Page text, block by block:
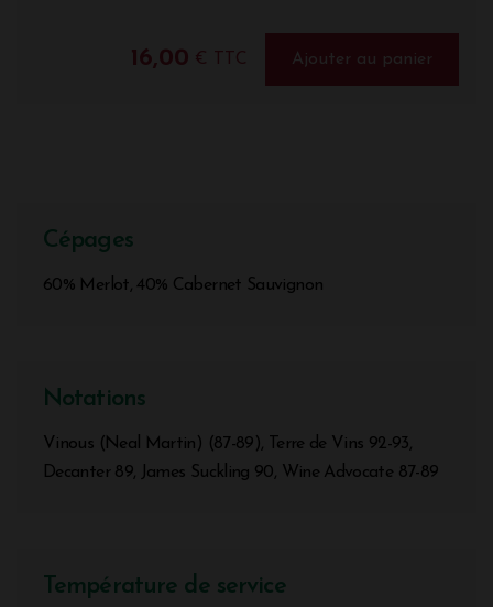
16,00 € TTC Ajouter au panier
Cépages
60% Merlot, 40% Cabernet Sauvignon
Notations
Vinous (Neal Martin) (87-89), Terre de Vins 92-93,
Decanter 89, James Suckling 90, Wine Advocate 87-89
Température de service